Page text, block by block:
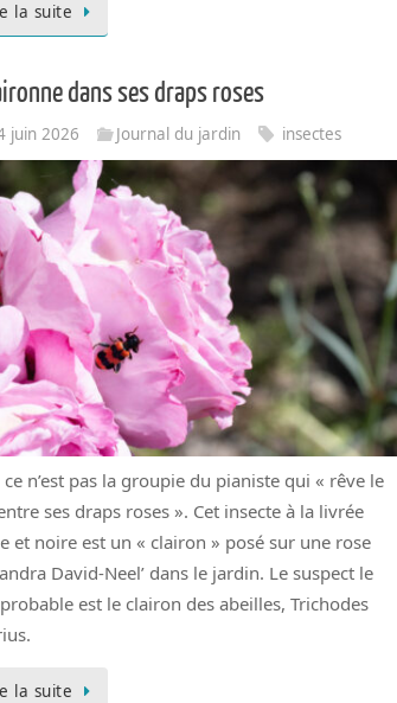
la suite
dans ses draps roses
juin 2026 Journal du jardin insectes
ce n’est pas la groupie du pianiste qui « rêve le
ses draps roses ». Cet insecte à la livrée
et noire est un « clairon » posé sur une rose
David-Neel’ dans le jardin. Le suspect le
est le clairon des abeilles, Trichodes
la suite